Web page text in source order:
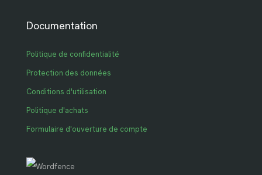
Documentation
Politique de confidentialité
Protection des données
Conditions d'utilisation
Politique d'achats
Formulaire d'ouverture de compte